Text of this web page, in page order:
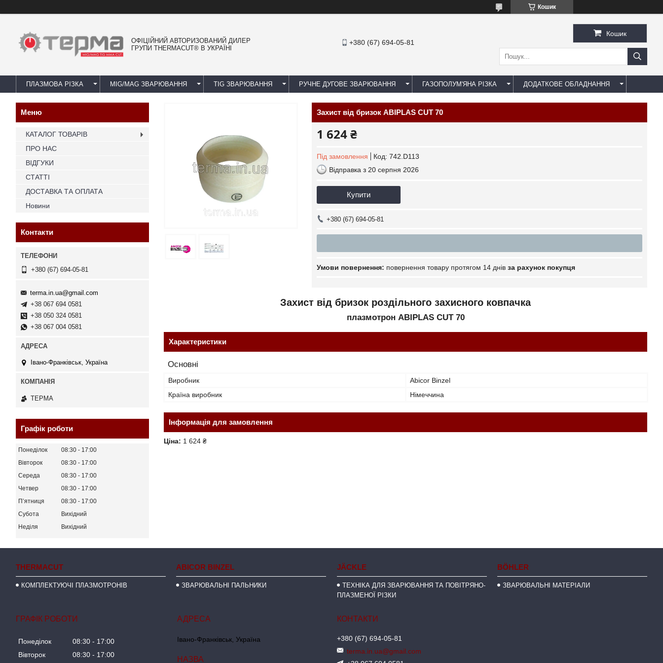
Кошик
ОФІЦІЙНИЙ АВТОРИЗОВАНИЙ ДИЛЕР
ГРУПИ THERMACUT® В УКРАЇНІ
+380 (67) 694-05-81
Кошик
ПЛАЗМОВА РІЗКА MIG/MAG ЗВАРЮВАННЯ TIG ЗВАРЮВАННЯ РУЧНЕ ДУГОВЕ ЗВАРЮВАННЯ ГАЗОПОЛУМ'ЯНА РІЗКА ДОДАТКОВЕ ОБЛАДНАННЯ
Захист від бризок ABIPLAS CUT 70
1 624 ₴
Під замовлення Код: 742.D113
Відправка з 20 серпня 2026
Купити
+380 (67) 694-05-81
повернення товару протягом 14 днів за рахунок покупця
Захист від бризок роздільного захисного ковпачка
плазмотрон ABIPLAS CUT 70
Характеристики
Основні
Виробник
Abicor Binzel
Країна виробник
Німеччина
Інформація для замовлення
Ціна: 1 624 ₴
КАТАЛОГ ТОВАРІВ
ПРО НАС
ВІДГУКИ
СТАТТІ
ДОСТАВКА ТА ОПЛАТА
Новини
Контакти
+380 (67) 694-05-81
terma.in.ua@gmail.com
+38 067 694 0581
+38 050 324 0581
+38 067 004 0581
Івано-Франківськ, Україна
ТЕРМА
Графік роботи
Понеділок 08:30
17:00
Вівторок
08:30
17:00
Середа
08:30
17:00
Четвер
08:30
17:00
Пʼятниця
08:30
17:00
Субота
Вихідний
Неділя
Вихідний
THERMACUT
КОМПЛЕКТУЮЧІ ПЛАЗМОТРОНІВ
ABICOR BINZEL
ЗВАРЮВАЛЬНІ ПАЛЬНИКИ
JÄCKLE
ТЕХНІКА ДЛЯ ЗВАРЮВАННЯ ТА ПОВІТРЯНО-
ПЛАЗМЕНОЇ РІЗКИ
BÖHLER
ЗВАРЮВАЛЬНІ МАТЕРІАЛИ
ГРАФІК РОБОТИ
Понеділок 08:30
17:00
Вівторок
08:30 17:00
Івано-Франківськ, Україна
+380 (67) 694-05-81
terma.in.ua@gmail.com